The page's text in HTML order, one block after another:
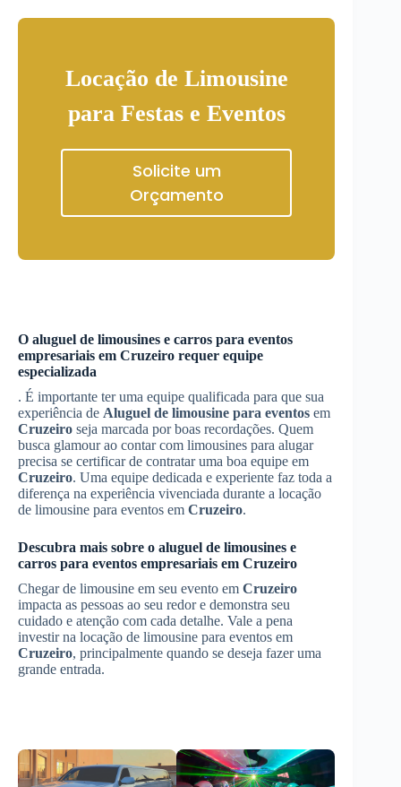
Locação de Limousine
para Festas e Eventos
Solicite um
Orçamento
O aluguel de limousines e carros para eventos
empresariais em Cruzeiro requer equipe
especializada
. É importante ter uma equipe qualificada para que sua
experiência de Aluguel de limousine para eventos em
Cruzeiro seja marcada por boas recordações. Quem
busca glamour ao contar com limousines para alugar
precisa se certificar de contratar uma boa equipe em
Cruzeiro. Uma equipe dedicada e experiente faz toda a
diferença na experiência vivenciada durante a locação
de limousine para eventos em Cruzeiro.
Descubra mais sobre o aluguel de limousines e
carros para eventos empresariais em Cruzeiro
Chegar de limousine em seu evento em Cruzeiro
impacta as pessoas ao seu redor e demonstra seu
cuidado e atenção com cada detalhe. Vale a pena
investir na locação de limousine para eventos em
Cruzeiro, principalmente quando se deseja fazer uma
grande entrada.